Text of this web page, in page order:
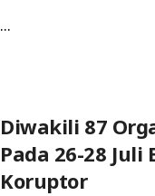
...
Diwakili 87
Pada 26-28
Koruptor